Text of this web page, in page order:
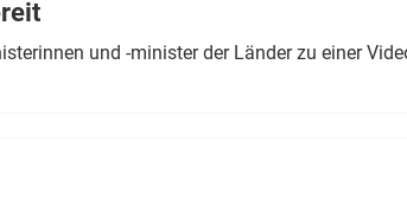
und -minister der Länder zu einer